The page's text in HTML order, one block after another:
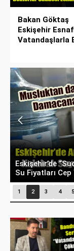
Bakan Göktaş
Eskişehir
Vatandaşlarla
Milyonluk İhale,
Kentpark Yapay
1 2 3 4 5